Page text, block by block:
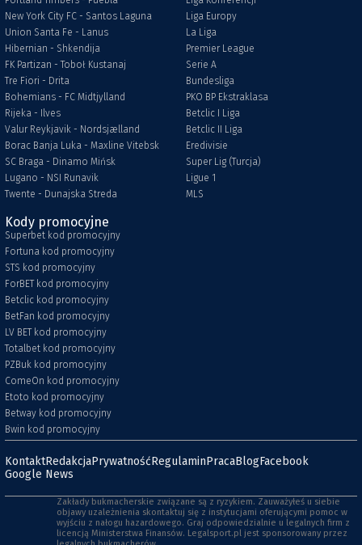
New York City FC - Santos Laguna
Union Santa Fe - Lanus
Hibernian - Shkendija
FK Partizan - Toboł Kustanaj
Tre Fiori - Drita
Bohemians - FC Midtjylland
Rijeka - Ilves
Valur Reykjavik - Nordsjælland
Borac Banja Luka - Maxline Vitebsk
SC Braga - Dinamo Mińsk
Lugano - NSI Runavik
Twente - Dunajska Streda
Liga Europy
La Liga
Premier League
Serie A
Bundesliga
PKO BP Ekstraklasa
Betclic I Liga
Betclic II Liga
Eredivisie
Super Lig (Turcja)
Ligue 1
MLS
Kody promocyjne
Superbet kod promocyjny
Fortuna kod promocyjny
STS kod promocyjny
ForBET kod promocyjny
Betclic kod promocyjny
BetFan kod promocyjny
LV BET kod promocyjny
Totalbet kod promocyjny
PZBuk kod promocyjny
ComeOn kod promocyjny
Etoto kod promocyjny
Betway kod promocyjny
Bwin kod promocyjny
KontaktRedakcjaPrywatnośćRegulaminPracaBlogFacebook
Google News
Zakłady bukmacherskie związane są z ryzykiem. Zauważyłeś u siebie
objawy uzależnienia skontaktuj się z instytucjami oferującymi pomoc w
wyjściu z nałogu hazardowego. Graj odpowiedzialnie u legalnych firm z
licencją Ministerstwa Finansów. Legalsport.pl jest sponsorowany przez